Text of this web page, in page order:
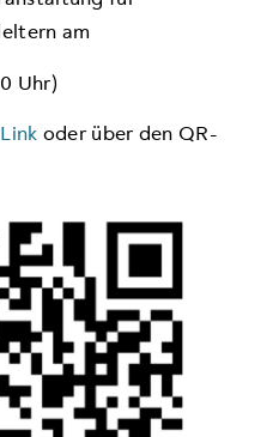
am
Uhr)
oder über den QR-